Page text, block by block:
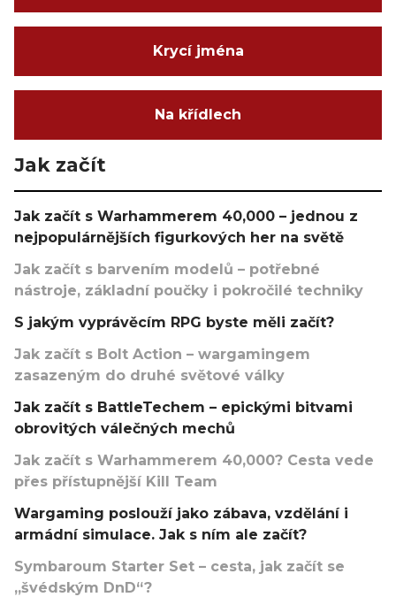
Krycí jména
Na křídlech
Jak začít
Jak začít s Warhammerem 40,000 – jednou z
nejpopulárnějších figurkových her na světě
Jak začít s barvením modelů – potřebné
nástroje, základní poučky i pokročilé techniky
S jakým vyprávěcím RPG byste měli začít?
Jak začít s Bolt Action – wargamingem
zasazeným do druhé světové války
Jak začít s BattleTechem – epickými bitvami
obrovitých válečných mechů
Jak začít s Warhammerem 40,000? Cesta vede
přes přístupnější Kill Team
Wargaming poslouží jako zábava, vzdělání i
armádní simulace. Jak s ním ale začít?
Symbaroum Starter Set – cesta, jak začít se
„švédským DnD“?